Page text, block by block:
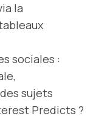
la
sociales :
sujets
Predicts ?